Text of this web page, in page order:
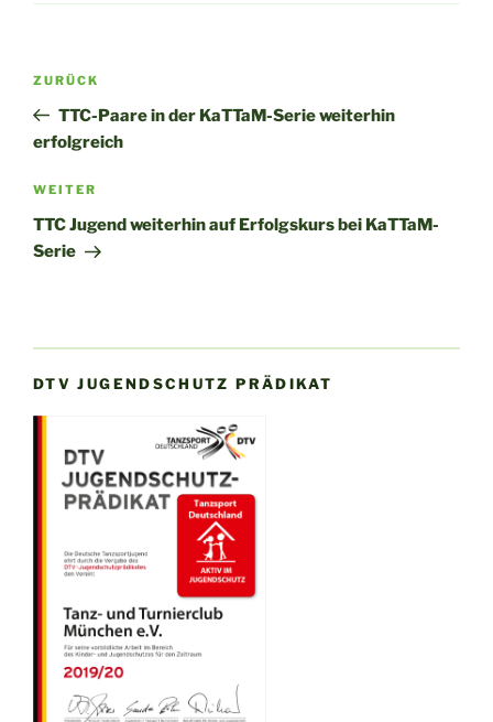
Beitragsnavigation
Vorheriger
Beitrag
ZURÜCK
TTC-Paare in der KaTTaM-Serie weiterhin
erfolgreich
Nächster
Beitrag
WEITER
TTC Jugend weiterhin auf Erfolgskurs bei KaTTaM-
Serie
DTV JUGENDSCHUTZ PRÄDIKAT